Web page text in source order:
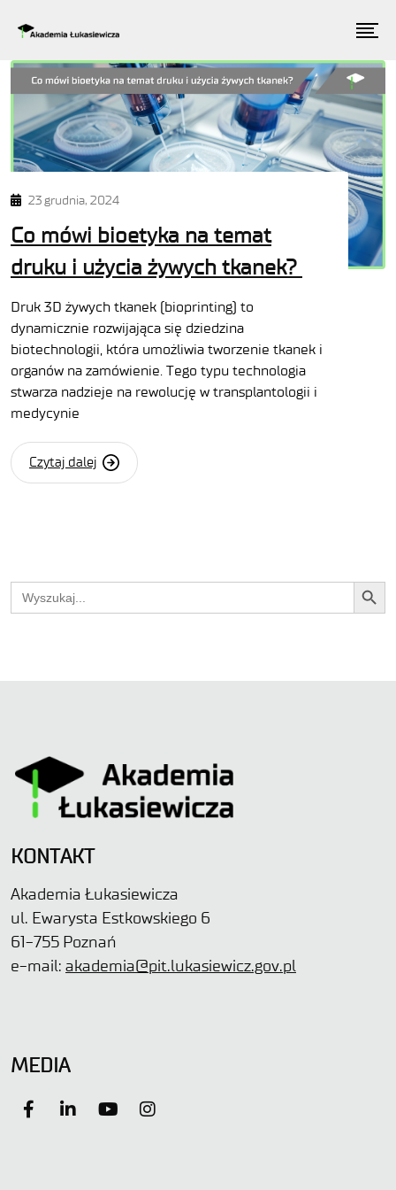
23 grudnia, 2024
Co mówi bioetyka na temat
druku i użycia żywych tkanek?
Druk 3D żywych tkanek (bioprinting) to
dynamicznie rozwijająca się dziedzina
biotechnologii, która umożliwia tworzenie tkanek i
organów na zamówienie. Tego typu technologia
stwarza nadzieje na rewolucję w transplantologii i
medycynie
Czytaj dalej
Search
for:
Search Button
KONTAKT
Akademia Łukasiewicza
ul. Ewarysta Estkowskiego 6
61-755 Poznań
e-mail: akademia@pit.lukasiewicz.gov.pl
MEDIA